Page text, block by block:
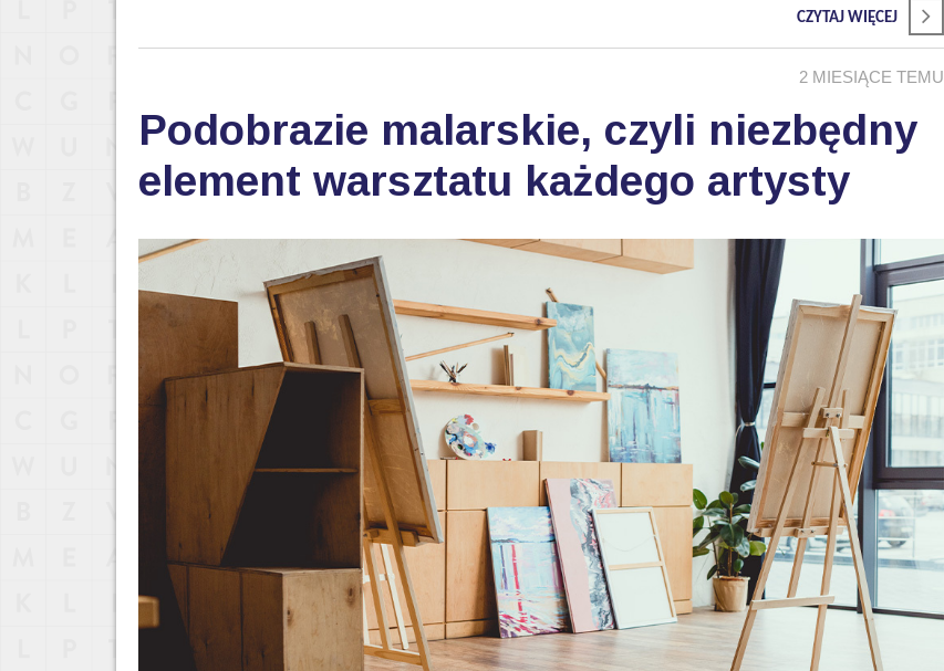
CZYTAJ WIĘCEJ
2 MIESIĄCE TEMU
Podobrazie malarskie, czyli niezbędny
element warsztatu każdego artysty